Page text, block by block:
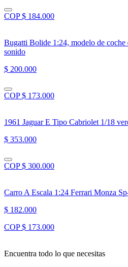
COP $ 184.000
Bugatti Bolide 1:24, modelo de coche
sonido
$ 200.000
COP $ 173.000
1961 Jaguar E Tipo Cabriolet 1/18
$ 353.000
COP $ 300.000
Carro A Escala 1:24 Ferrari Monza
$ 182.000
COP $ 173.000
Encuentra todo lo que necesitas